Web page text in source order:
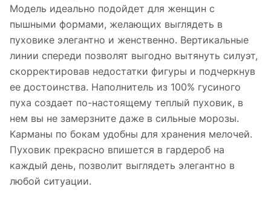
Модель идеально подойдет для женщин с
пышными формами, желающих выглядеть в
пуховике элегантно и женственно. Вертикальные
линии спереди позволят выгодно вытянуть силуэт,
скорректировав недостатки фигуры и подчеркнув
ее достоинства. Наполнитель из 100% гусиного
пуха создает по-настоящему теплый пуховик, в
нем вы не замерзните даже в сильные морозы.
Карманы по бокам удобны для хранения мелочей.
Пуховик прекрасно впишется в гардероб на
каждый день, позволит выглядеть элегантно в
любой ситуации.